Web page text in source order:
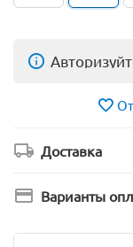
Доставка
Варианты